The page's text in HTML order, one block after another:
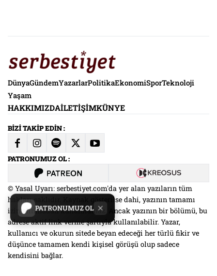
PATRONUMUZ OL
DünyaGündemYazarlarPolitikaEkonomiSporTeknoloji
Yaşam
HAKKIMIZDAİLETIŞIMKÜNYE
BİZİ TAKİP EDİN :
PATRONUMUZ OL :
© Yasal Uyarı: serbestiyet.com'da yer alan yazıların tüm
hakları saklıdır. Kaynak gösterilse dahi, yazının tamamı
izin alınmadan kullanılamaz. Ancak yazının bir bölümü, bu
adrese aktif link verme şartıyla kullanılabilir. Yazar,
kullanıcı ve okurun sitede beyan edeceği her türlü fikir ve
düşünce tamamen kendi kişisel görüşü olup sadece
kendisini bağlar.